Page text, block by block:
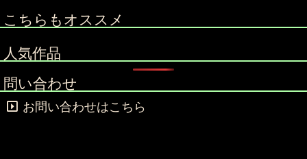
こちらもオススメ
人気作品
問い合わせ
お問い合わせはこちら